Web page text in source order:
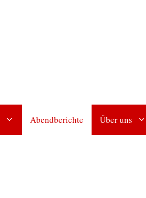
Abendberichte Über uns